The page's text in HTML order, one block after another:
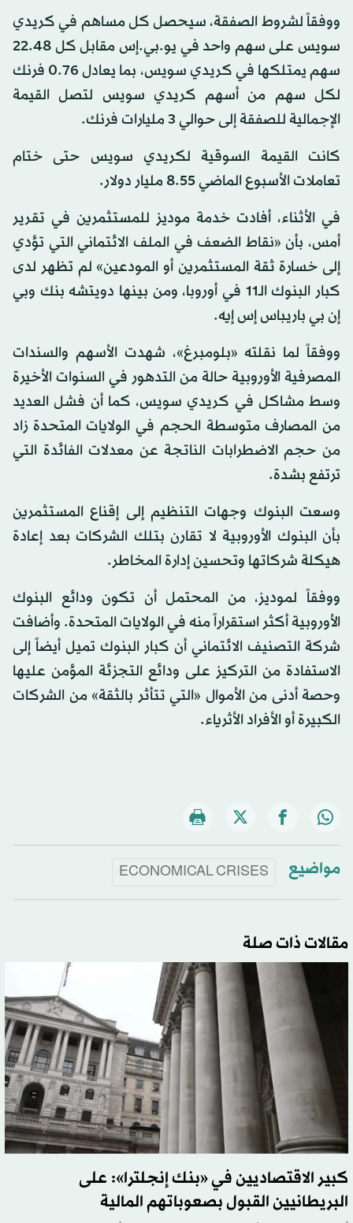
ووفقاً لشروط الصفقة، سيحصل كل مساهم في كريدي
سويس على سهم واحد في يو.بي.إس مقابل كل 48.‏22
سهم يمتلكها في كريدي سويس، بما يعادل 76.‏0 فرنك
لكل سهم من أسهم كريدي سويس لتصل القيمة
الإجمالية للصفقة إلى حوالي 3 مليارات فرنك.
كانت القيمة السوقية لكريدي سويس حتى ختام
تعاملات الأسبوع الماضي 55.‏8 مليار دولار.
في الأثناء، أفادت خدمة موديز للمستثمرين في تقرير
أمس، بأن «نقاط الضعف في الملف الائتماني التي تؤدي
إلى خسارة ثقة المستثمرين أو المودعين» لم تظهر لدى
كبار البنوك الـ11 في أوروبا، ومن بينها دويتشه بنك وبي
إن بي باريباس إس إيه.
ووفقاً لما نقلته «بلومبرغ»، شهدت الأسهم والسندات
المصرفية الأوروبية حالة من التدهور في السنوات الأخيرة
وسط مشاكل في كريدي سويس، كما أن فشل العديد
من المصارف متوسطة الحجم في الولايات المتحدة زاد
من حجم الاضطرابات الناتجة عن معدلات الفائدة التي
ترتفع بشدة.
وسعت البنوك وجهات التنظيم إلى إقناع المستثمرين
بأن البنوك الأوروبية لا تقارن بتلك الشركات بعد إعادة
هيكلة شركاتها وتحسين إدارة المخاطر.
ووفقاً لموديز، من المحتمل أن تكون ودائع البنوك
الأوروبية أكثر استقراراً منه في الولايات المتحدة. وأضافت
شركة التصنيف الائتماني أن كبار البنوك تميل أيضاً إلى
الاستفادة من التركيز على ودائع التجزئة المؤمن عليها
وحصة أدنى من الأموال «التي تتأثر بالثقة» من الشركات
الكبيرة أو الأفراد الأثرياء.
مواضيع ECONOMICAL CRISES
مقالات ذات صلة
كبير الاقتصاديين في «بنك إنجلترا»: على
البريطانيين القبول بصعوباتهم المالية